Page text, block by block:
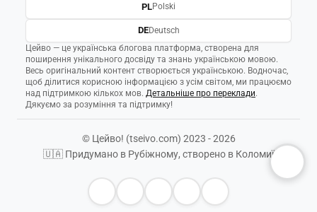
Цейво — це українська блогова платформа, створена для
поширення унікального досвіду та знань українською мовою.
Весь оригінальний контент створюється українською. Водночас,
щоб ділитися корисною інформацією з усім світом, ми працюємо
над підтримкою кількох мов. Детальніше про переклади.
Дякуємо за розуміння та підтримку!
PLPolski
DEDeutsch
© Цейво! (tseivo.com) 2023 - 2026
🇺🇦 Придумано в Рубіжному, створено в Коломиї